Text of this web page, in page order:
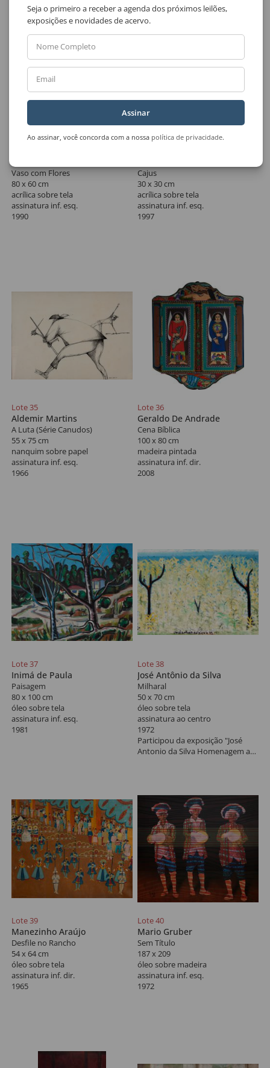
Vaso com Flores
80 x 60 cm
acrílica sobre tela
assinatura inf. esq.
1990
Cajus
30 x 30 cm
acrílica sobre tela
assinatura inf. esq.
1997
Lote 35
Aldemir Martins
A Luta (Série Canudos)
55 x 75 cm
nanquim sobre papel
assinatura inf. esq.
1966
Lote 36
Geraldo De Andrade
Cena Bíblica
100 x 80 cm
madeira pintada
assinatura inf. dir.
2008
Lote 37
Inimá de Paula
Paisagem
80 x 100 cm
óleo sobre tela
assinatura inf. esq.
1981
Lote 38
José Antônio da Silva
Milharal
50 x 70 cm
óleo sobre tela
assinatura ao centro
1972
Participou da exposição "José
Antonio da Silva Homenagem ao
reproduzido no livro da mostra
na pág. 29.
Lote 39
Manezinho Araújo
Desfile no Rancho
54 x 64 cm
óleo sobre tela
assinatura inf. dir.
1965
Lote 40
Mario Gruber
Sem Título
187 x 209
óleo sobre madeira
assinatura inf. esq.
1972
Seja o primeiro a receber a agenda dos próximos leilões,
exposições e novidades de acervo.
Nome Completo
Email
Assinar
Ao assinar, você concorda com a nossa política de privacidade.